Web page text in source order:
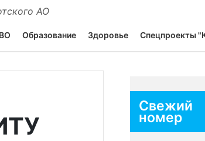
АО
Образование Здоровье Спецпроекты
Свежий
номер